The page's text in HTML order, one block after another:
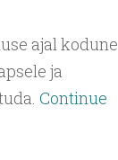
ajal kodune
ja
Continue